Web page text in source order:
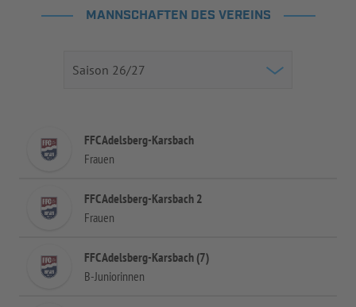
MANNSCHAFTEN DES VEREINS
FFC Adelsberg-Karsbach
Frauen
FFC Adelsberg-Karsbach 2
Frauen
FFC Adelsberg-Karsbach (7)
B-Juniorinnen